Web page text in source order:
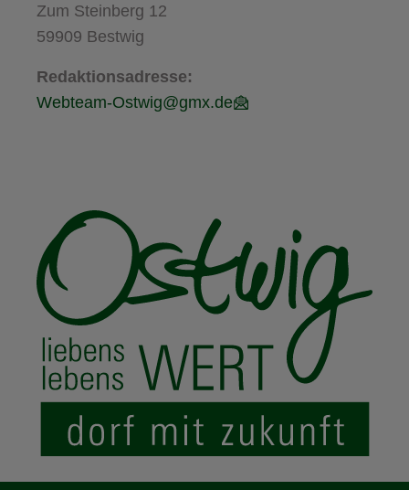
Zum Steinberg 12
59909 Bestwig
Redaktionsadresse:
Webteam-Ostwig@gmx.de